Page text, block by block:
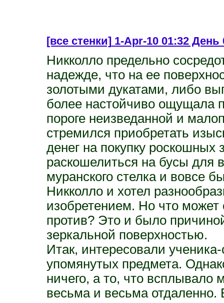
[все стенки]1-Apr-10 01:32 День
Никколло предельно
надежде, что на ее
золотыми дукатами, либо
более настойчиво ощущала
пороге неизведанной и
стремился приобретать
денег на покупку роскошных
раскошелиться на бусы для
муранского стелка и вовсе
Никколло и хотел
изобретением. Но что может
против? Это и было
зеркальной поверхностью.
Итак, интересовали
упомянутых предмета.
ничего, а то, что
весьма и весьма отдаленно.